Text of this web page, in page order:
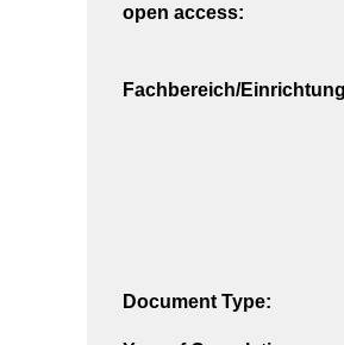
open access:
Fachbereich/
Document Type: